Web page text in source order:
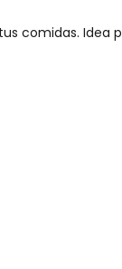
comidas.